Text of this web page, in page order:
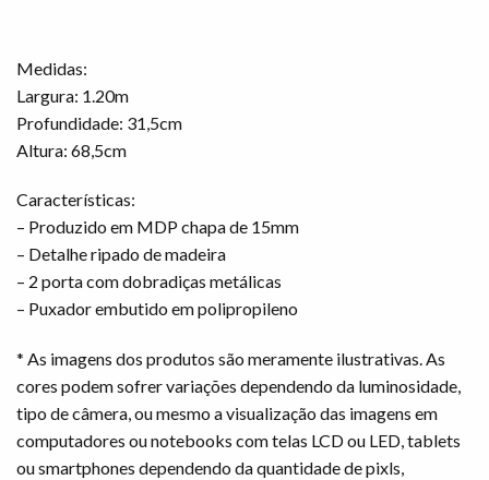
Medidas:
Largura: 1.20m
Profundidade: 31,5cm
Altura: 68,5cm
Características:
– Produzido em MDP chapa de 15mm
– Detalhe ripado de madeira
– 2 porta com dobradiças metálicas
– Puxador embutido em polipropileno
* As imagens dos produtos são meramente ilustrativas. As
cores podem sofrer variações dependendo da luminosidade,
tipo de câmera, ou mesmo a visualização das imagens em
computadores ou notebooks com telas LCD ou LED, tablets
ou smartphones dependendo da quantidade de pixls,